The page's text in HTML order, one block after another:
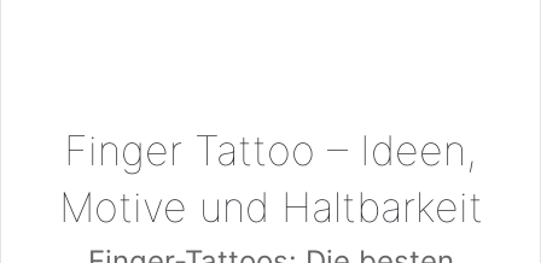
Finger Tattoo – Ideen,
Motive und Haltbarkeit